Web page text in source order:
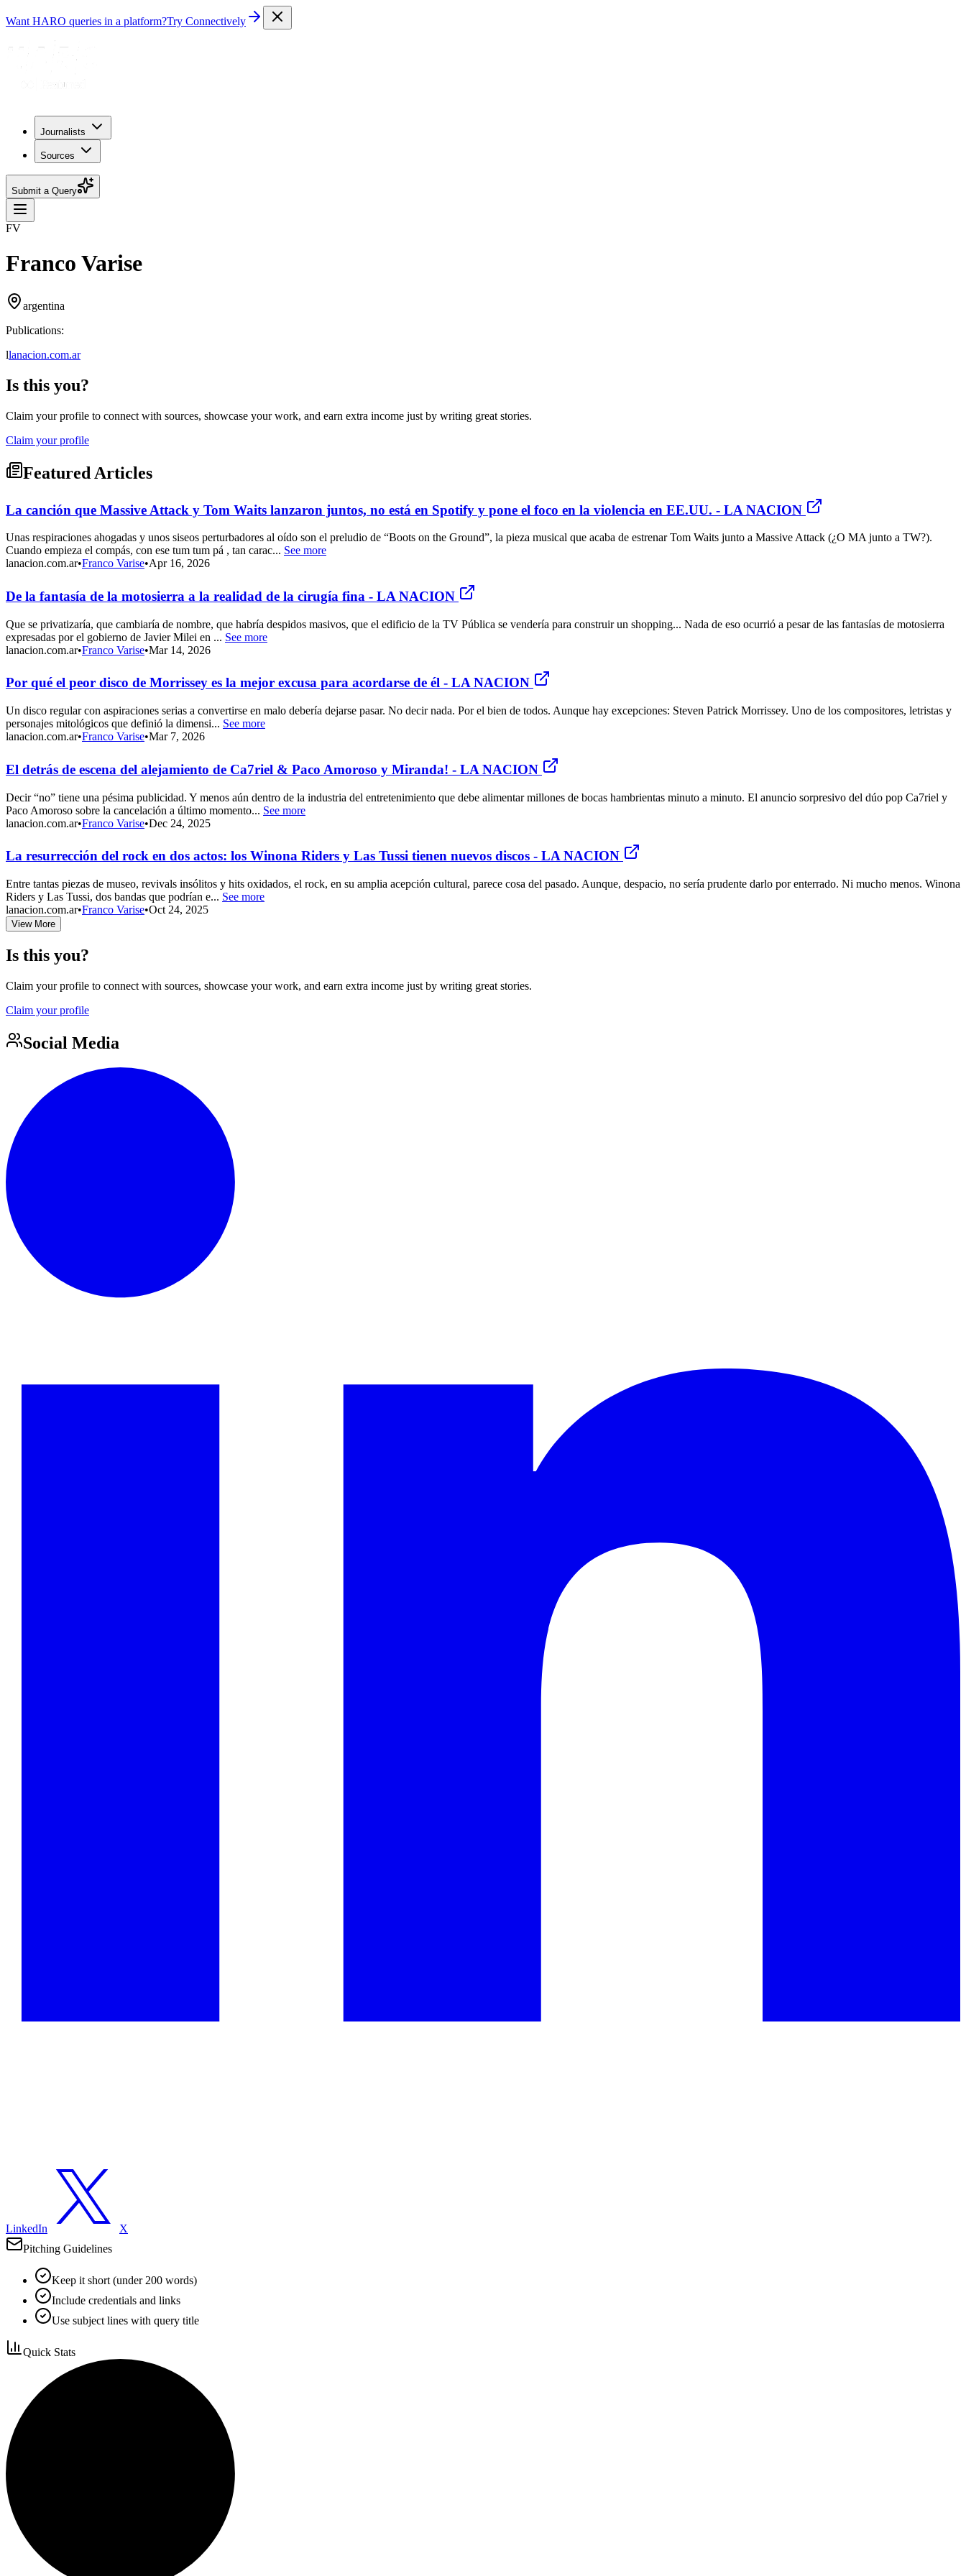
Want HARO queries in a platform?Try Connectively
Journalists
Sources
Submit a Query
FV
Franco Varise
argentina
Publications:
llanacion.com.ar
Is this you?
Claim your profile to connect with sources, showcase your work, and earn extra income just by writing great stories.
Claim your profile
Featured Articles
La canción que Massive Attack y Tom Waits lanzaron juntos, no está en Spotify y pone el foco en la violencia en EE.UU. - LA NACION
Unas respiraciones ahogadas y unos siseos perturbadores al oído son el preludio de “Boots on the Ground”, la pieza musical que acaba de estrenar Tom Waits junto a Massive Attack (¿O MA junto a TW?).
Cuando empieza el compás, con ese tum tum pá , tan carac... See more
lanacion.com.ar•Franco Varise•Apr 16, 2026
De la fantasía de la motosierra a la realidad de la cirugía fina - LA NACION
Que se privatizaría, que cambiaría de nombre, que habría despidos masivos, que el edificio de la TV Pública se vendería para construir un shopping... Nada de eso ocurrió a pesar de las fantasías de motosierra
expresadas por el gobierno de Javier Milei en ... See more
lanacion.com.ar•Franco Varise•Mar 14, 2026
Por qué el peor disco de Morrissey es la mejor excusa para acordarse de él - LA NACION
Un disco regular con aspiraciones serias a convertirse en malo debería dejarse pasar. No decir nada. Por el bien de todos. Aunque hay excepciones: Steven Patrick Morrissey. Uno de los compositores, letristas y
personajes mitológicos que definió la dimensi... See more
lanacion.com.ar•Franco Varise•Mar 7, 2026
El detrás de escena del alejamiento de Ca7riel & Paco Amoroso y Miranda! - LA NACION
Decir “no” tiene una pésima publicidad. Y menos aún dentro de la industria del entretenimiento que debe alimentar millones de bocas hambrientas minuto a minuto. El anuncio sorpresivo del dúo pop Ca7riel y
Paco Amoroso sobre la cancelación a último momento... See more
lanacion.com.ar•Franco Varise•Dec 24, 2025
La resurrección del rock en dos actos: los Winona Riders y Las Tussi tienen nuevos discos - LA NACION
Entre tantas piezas de museo, revivals insólitos y hits oxidados, el rock, en su amplia acepción cultural, parece cosa del pasado. Aunque, despacio, no sería prudente darlo por enterrado. Ni mucho menos. Winona
Riders y Las Tussi, dos bandas que podrían e... See more
lanacion.com.ar•Franco Varise•Oct 24, 2025
View More
Is this you?
Claim your profile to connect with sources, showcase your work, and earn extra income just by writing great stories.
Claim your profile
Social Media
LinkedIn
X
Pitching Guidelines
Keep it short (under 200 words)
Include credentials and links
Use subject lines with query title
Quick Stats